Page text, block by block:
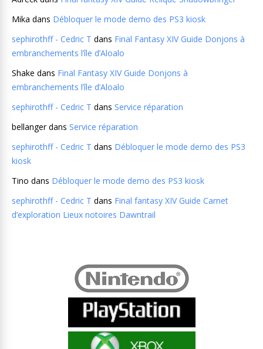
Mika dans Débloquer le mode demo des PS3 kiosk
sephirothff - Cedric T dans Final Fantasy XIV Guide Donjons à
embranchements l’île d’Aloalo
Shake dans Final Fantasy XIV Guide Donjons à
embranchements l’île d’Aloalo
sephirothff - Cedric T dans Service réparation
bellangerdans Service réparation
sephirothff - Cedric T dans Débloquer le mode demo des PS3
kiosk
Tino dans Débloquer le mode demo des PS3 kiosk
sephirothff - Cedric T dans Final fantasy XIV Guide Carnet
d’exploration Lieux notoires Dawntrail